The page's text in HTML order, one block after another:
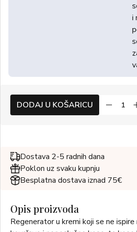
i
DODAJ U KOŠARICU
Dostava 2-5 radnih dana
Poklon uz svaku kupnju
Besplatna dostava iznad 75€
Opis proizvoda
Regenerator u kremi koji se ne ispire